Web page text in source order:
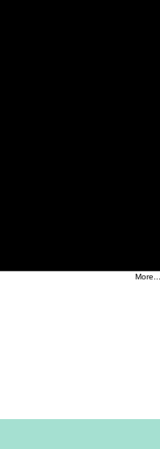
More...